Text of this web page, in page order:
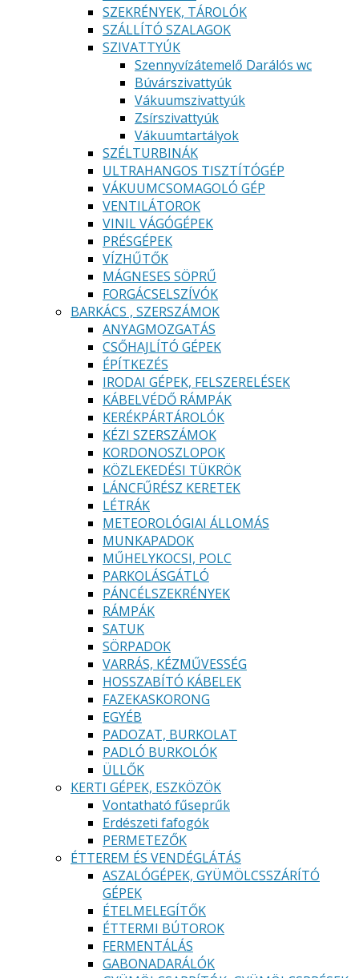
SZEKRÉNYEK, TÁROLÓK
SZÁLLÍTÓ SZALAGOK
SZIVATTYÚK
Szennyvízátemelő Darálós wc
Búvárszivattyúk
Vákuumszivattyúk
Zsírszivattyúk
Vákuumtartályok
SZÉLTURBINÁK
ULTRAHANGOS TISZTÍTÓGÉP
VÁKUUMCSOMAGOLÓ GÉP
VENTILÁTOROK
VINIL VÁGÓGÉPEK
PRÉSGÉPEK
VÍZHŰTŐK
MÁGNESES SÖPRŰ
FORGÁCSELSZÍVÓK
BARKÁCS , SZERSZÁMOK
ANYAGMOZGATÁS
CSŐHAJLÍTÓ GÉPEK
ÉPÍTKEZÉS
IRODAI GÉPEK, FELSZERELÉSEK
KÁBELVÉDŐ RÁMPÁK
KERÉKPÁRTÁROLÓK
KÉZI SZERSZÁMOK
KORDONOSZLOPOK
KÖZLEKEDÉSI TÜKRÖK
LÁNCFŰRÉSZ KERETEK
LÉTRÁK
METEOROLÓGIAI ÁLLOMÁS
MUNKAPADOK
MŰHELYKOCSI, POLC
PARKOLÁSGÁTLÓ
PÁNCÉLSZEKRÉNYEK
RÁMPÁK
SATUK
SÖRPADOK
VARRÁS, KÉZMŰVESSÉG
HOSSZABÍTÓ KÁBELEK
FAZEKASKORONG
EGYÉB
PADOZAT, BURKOLAT
PADLÓ BURKOLÓK
ÜLLŐK
KERTI GÉPEK, ESZKÖZÖK
Vontatható fűseprűk
Erdészeti fafogók
PERMETEZŐK
ÉTTEREM ÉS VENDÉGLÁTÁS
ASZALÓGÉPEK, GYÜMÖLCSSZÁRÍTÓ
GÉPEK
ÉTELMELEGÍTŐK
ÉTTERMI BÚTOROK
FERMENTÁLÁS
GABONADARÁLÓK